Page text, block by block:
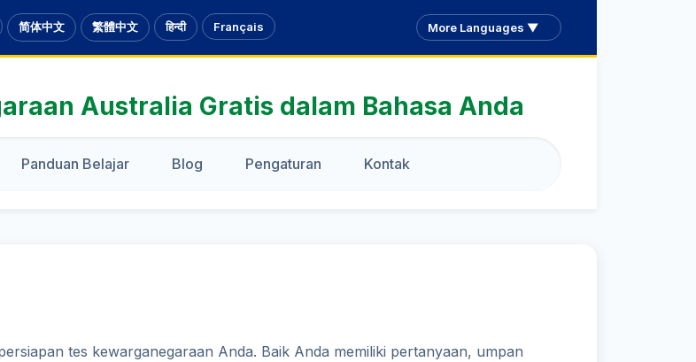
简体中文 繁體中文 हिन्दी Français More Languages ▼
Australia Gratis dalam Bahasa Anda
Panduan Belajar Blog Pengaturan Kontak
tes kewarganegaraan Anda. Baik Anda memiliki pertanyaan, umpan